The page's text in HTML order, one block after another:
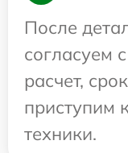
После
согласуем
расчет,
приступим
техники.